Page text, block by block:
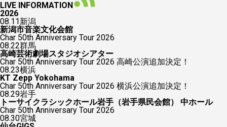
LIVE INFORMATION
2026
08.11新潟
新潟市音楽文化会館
Char 50th Anniversary Tour 2026
08.22群馬
高崎芸術劇場スタジオシアター
Char 50th Anniversary Tour 2026 高崎公演追加決定！
08.23横浜
KT Zepp Yokohama
Char 50th Anniversary Tour 2026 横浜公演追加決定！
08.29岩手
トーサイクラシックホール岩手（岩手県民会館） 中ホール
Char 50th Anniversary Tour 2026
08.30宮城